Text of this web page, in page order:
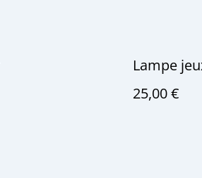
Lampe
25,00 €